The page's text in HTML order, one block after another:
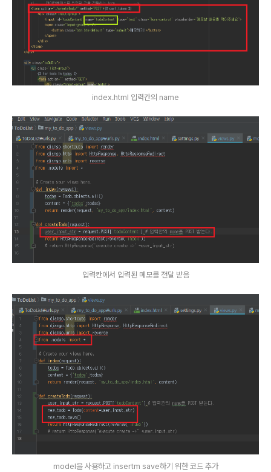
index.html 입력칸의 name
입력칸에서 입력된 메모를 전달 받음
model을 사용하고 insertm save하기 위한 코드 추가